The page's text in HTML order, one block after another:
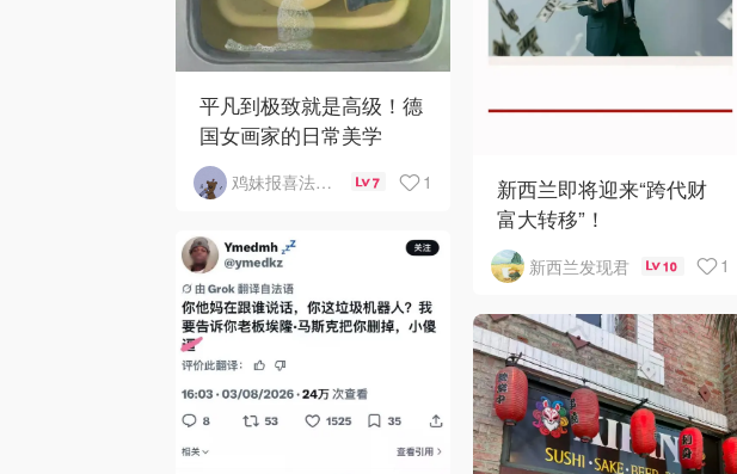
新西兰即将迎来“跨代财
富大转移”！
新西兰发现君 10 1
平凡到极致就是高级！德
国女画家的日常美学
鸡妹报喜法国实用信息版 7 1